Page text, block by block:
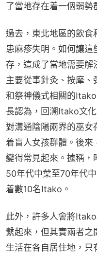
了當地存在着一個弱勢
過去，東北地區的飲食
患麻疹失明。如何讓
存，這成了當地需要解
主要從事針灸、按摩
和祭神儀式相關的
長認為，回溯Itako文
對溝通陰陽兩界的巫女
着盲人女孩群體。後
變得常見起來。據稱
50年代中葉至70年代
着數10名Itako。
此外，許多人會將
繫起來，但其實兩者
生活在各自居住地，